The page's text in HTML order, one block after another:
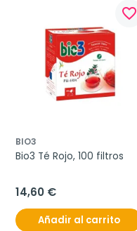
favorite_border
BIO3
Bio3 Té Rojo, 100 filtros
14,60 €
Añadir al carrito